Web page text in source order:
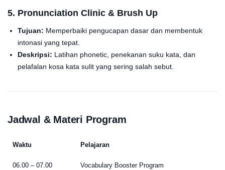
5. Pronunciation Clinic & Brush Up
Tujuan: Memperbaiki pengucapan dasar dan membentuk
intonasi yang tepat.
Deskripsi: Latihan phonetic, penekanan suku kata, dan
pelafalan kosa kata sulit yang sering salah sebut.
Jadwal & Materi Program
Waktu Pelajaran
06.00 – 07.00 Vocabulary Booster Program